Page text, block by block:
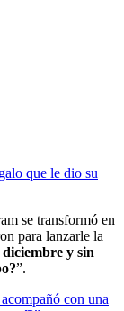
que le dio su
se transformó en
para lanzarle la
diciembre y sin
”.
con una